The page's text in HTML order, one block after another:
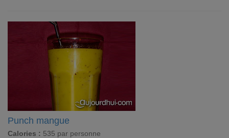
Punch mangue
Calories : 535 par personne